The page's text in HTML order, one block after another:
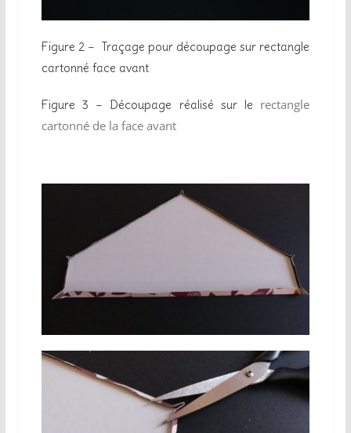
Figure 2 – Traçage pour découpage sur rectangle
cartonné face avant
Figure 3 – Découpage réalisé sur le rectangle
cartonné de la face avant